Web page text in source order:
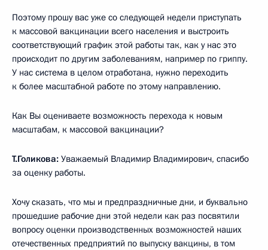
Поэтому прошу вас уже со следующей недели приступать
к массовой вакцинации всего населения и выстроить
соответствующий график этой работы так, как у нас это
происходит по другим заболеваниям, например по гриппу.
У нас система в целом отработана, нужно переходить
к более масштабной работе по этому направлению.
Как Вы оцениваете возможность перехода к новым
масштабам, к массовой вакцинации?
Т.Голикова: Уважаемый Владимир Владимирович, спасибо
за оценку работы.
Хочу сказать, что мы и предпраздничные дни, и буквально
прошедшие рабочие дни этой недели как раз посвятили
вопросу оценки производственных возможностей наших
отечественных предприятий по выпуску вакцины, в том